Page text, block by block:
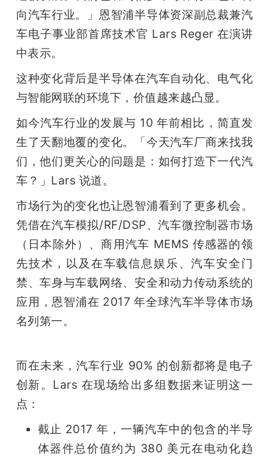
向汽车行业。」恩智浦半导体资深副总裁兼汽
车电子事业部首席技术官 Lars Reger 在演讲
中表示。
这种变化背后是半导体在汽车自动化、电气化
与智能网联的环境下，价值越来越凸显。
如今汽车行业的发展与 10 年前相比，简直发
生了天翻地覆的变化。「今天汽车厂商来找我
们，他们更关心的问题是：如何打造下一代汽
车？」Lars 说道。
市场行为的变化也让恩智浦看到了更多机会。
凭借在汽车模拟/RF/DSP、汽车微控制器市场
（日本除外）、商用汽车 MEMS 传感器的领
先技术，以及在车载信息娱乐、汽车安全门
禁、车身与车载网络、安全和动力传动系统的
应用，恩智浦在 2017 年全球汽车半导体市场
名列第一。
而在未来，汽车行业 90% 的创新都将是电子
创新。Lars 在现场给出多组数据来证明这一
点：
截止 2017 年，一辆汽车中的包含的半导
体器件总价值约为 380 美元在电动化趋